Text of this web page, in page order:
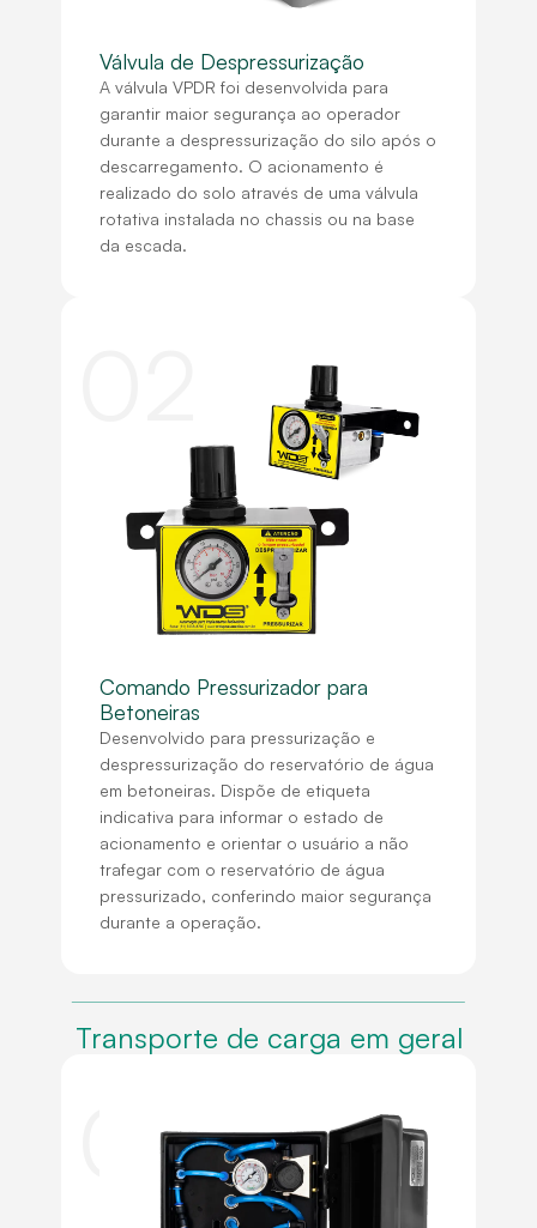
Válvula de Despressurização
A válvula VPDR foi desenvolvida para
garantir maior segurança ao operador
durante a despressurização do silo após o
descarregamento. O acionamento é
realizado do solo através de uma válvula
rotativa instalada no chassis ou na base
da escada.
Comando Pressurizador para
Betoneiras
Desenvolvido para pressurização e
despressurização do reservatório de água
em betoneiras. Dispõe de etiqueta
indicativa para informar o estado de
acionamento e orientar o usuário a não
trafegar com o reservatório de água
pressurizado, conferindo maior segurança
durante a operação.
Transporte de carga em geral
01